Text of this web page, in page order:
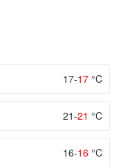
17-17 °C
21-21 °C
16-16 °C